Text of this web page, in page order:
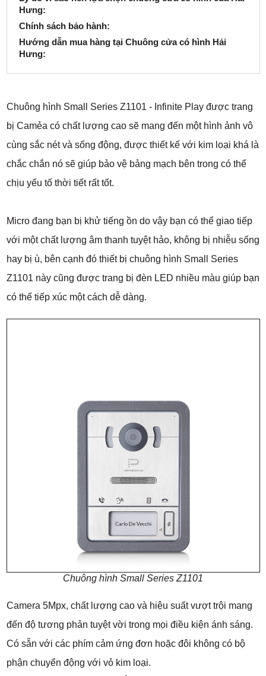
Hưng:
Chính sách bảo hành:
Hướng dẫn mua hàng tại Chuông cửa có hình Hải
Hưng:
Chuông hình Small Series Z1101 - Infinite Play được trang
bị Camẻa có chất lượng cao sẽ mang đến một hình ảnh vô
cùng sắc nét và sống động, được thiết kế với kim loại khá là
chắc chắn nó sẽ giúp bảo vệ bảng mạch bên trong có thể
chịu yếu tố thời tiết rất tốt.
Micro đang bạn bị khử tiếng ồn do vậy bạn có thể giao tiếp
với một chất lượng âm thanh tuyệt hảo, không bị nhiễu sống
hay bị ù, bên cạnh đó thiết bị chuông hình Small Series
Z1101 này cũng được trang bị đèn LED nhiều màu giúp bạn
có thể tiếp xúc một cách dễ dàng.
Chuông hình Small Series Z1101
Camera 5Mpx, chất lượng cao và hiệu suất vượt trội mang
đến độ tương phản tuyệt vời trong mọi điều kiện ánh sáng.
Có sẵn với các phím cảm ứng đơn hoặc đôi không có bộ
phận chuyển động với vỏ kim loại.